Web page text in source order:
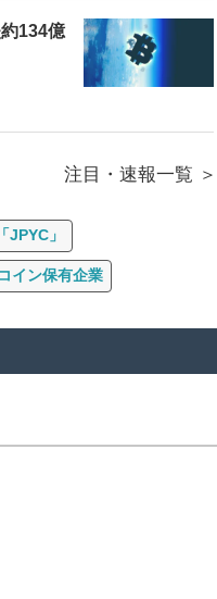
134億
注目・速報一覧
JPYC」
イン保有企業